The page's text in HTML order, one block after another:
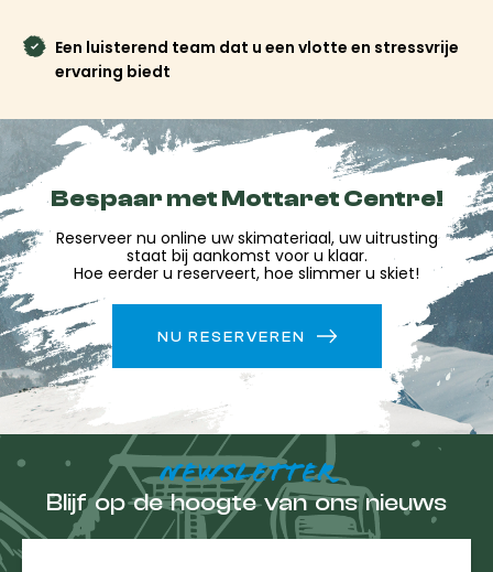
snel de piste op om uw verblijf te wijden aan wat er echt
toe doet: het plezier van skiën en de fijne momenten in
Reserveer nu je ski- of snowboardverhuur bij
Freeride in het centrum van Méribel Mottaret en
geniet van een winkel waar de passie voor skiën elke
dag wordt gedeeld!
Een luisterend team dat u een vlotte en stressvrije
ervaring biedt
Bespaar met Mottaret Centre!
Reserveer nu online uw skimateriaal, uw uitrusting
staat bij aankomst voor u klaar.
Hoe eerder u reserveert, hoe slimmer u skiet!
NU RESERVEREN
NEWSLETTER
Blijf op de hoogte van ons nieuws